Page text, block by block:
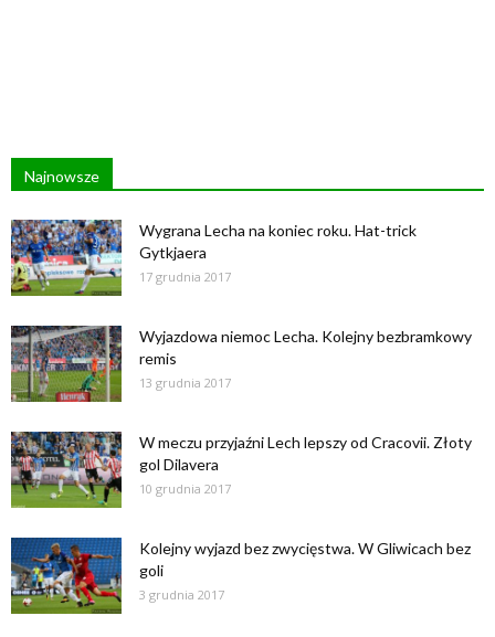
Najnowsze
Wygrana Lecha na koniec roku. Hat-trick
Gytkjaera
17 grudnia 2017
Wyjazdowa niemoc Lecha. Kolejny bezbramkowy
remis
13 grudnia 2017
W meczu przyjaźni Lech lepszy od Cracovii. Złoty
gol Dilavera
10 grudnia 2017
Kolejny wyjazd bez zwycięstwa. W Gliwicach bez
goli
3 grudnia 2017